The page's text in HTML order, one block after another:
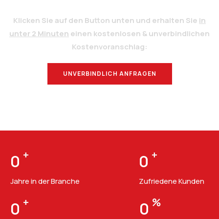
Klicken Sie auf den Button unten und erhalten Sie in
unter 2 Minuten einen kostenlosen & unverbindlichen
Kostenvoranschlag:
UNVERBINDLICH ANFRAGEN
0 +
Jahre in der Branche
0 +
Zufriedene Kunden
0 + 0 %